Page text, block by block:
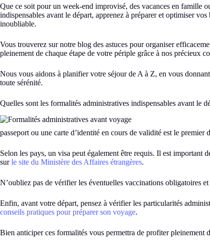
Que ce soit pour un week-end improvisé, des vacances en famille
indispensables avant le départ, apprenez à préparer et optimiser
inoubliable.
Vous trouverez sur notre blog des astuces pour organiser
pleinement de chaque étape de votre périple grâce à nos précieux
Nous vous aidons à planifier votre séjour de A à Z, en vous
toute sérénité.
Quelles sont les formalités administratives indispensables avant le
passeport ou une carte d’identité en cours de validité est le
Selon les pays, un visa peut également être requis. Il est important
surle site du Ministère des Affaires étrangères.
N’oubliez pas de vérifier les éventuelles vaccinations obligatoires
Enfin, avant votre départ, pensez à vérifier les particularités
conseils pratiques pour préparer son voyage.
Bien anticiper ces formalités vous permettra de profiter pleinement